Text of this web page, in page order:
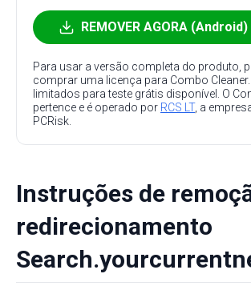
REMOVER AGORA (Android)
Para usar a versão completa do produto,
comprar uma licença para Combo
limitados para teste grátis disponível. O
pertence e é operado por RCS LT, a
PCRisk.
Instruções de
redirecionamento